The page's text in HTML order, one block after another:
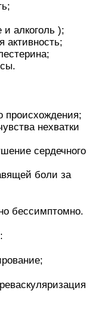
алкоголь );
активность;
происхождения;
нехватки
сердечного
боли за
бессимптомно.